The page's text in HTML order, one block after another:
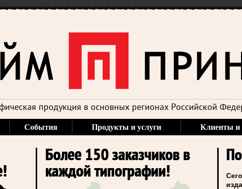
продукция в основных регионах Российской
События Продукты и услуги Клиенты и
Более 150 заказчиков в
каждой типографии!